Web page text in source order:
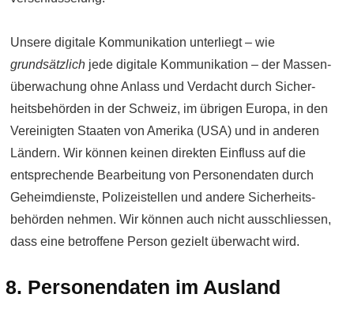
Unsere digitale Kommunikation unterliegt – wie
grundsätzlich jede digitale Kommunikation – der Massen­
überwachung ohne Anlass und Verdacht durch Sicher­
heitsbehörden in der Schweiz, im übrigen Europa, in den
Vereinigten Staaten von Amerika (USA) und in anderen
Ländern. Wir können keinen direkten Einfluss auf die
entsprechende Bearbeitung von Personen­daten durch
Geheim­dienste, Polizei­stellen und andere Sicherheits­
behörden nehmen. Wir können auch nicht ausschliessen,
dass eine betroffene Person gezielt überwacht wird.
8. Personen­daten im Ausland